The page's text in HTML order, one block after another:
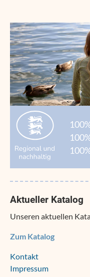
Aktueller Katalog
Unseren aktuellen
Zum Katalog
Navigation
überspringen
Kontakt
Impressum